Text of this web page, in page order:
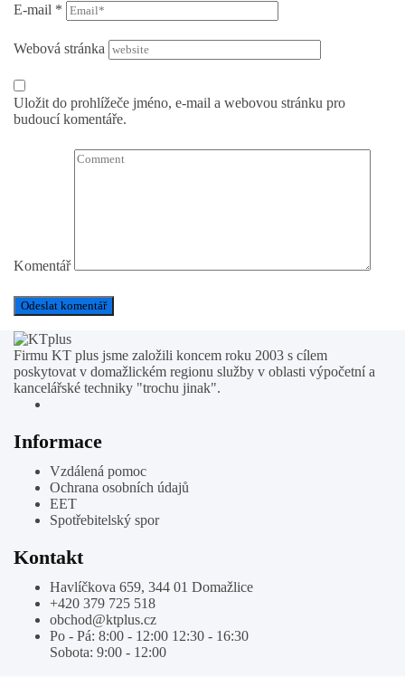
E-mail *
Webová stránka
Uložit do prohlížeče jméno, e-mail a webovou stránku pro
budoucí komentáře.
Komentář
Firmu KT plus jsme založili koncem roku 2003 s cílem
poskytovat v domažlickém regionu služby v oblasti výpočetní a
kancelářské techniky "trochu jinak".
Informace
Vzdálená pomoc
Ochrana osobních údajů
EET
Spotřebitelský spor
Kontakt
Havlíčkova 659, 344 01 Domažlice
+420 379 725 518
obchod@ktplus.cz
Po - Pá: 8:00 - 12:00 12:30 - 16:30
Sobota: 9:00 - 12:00